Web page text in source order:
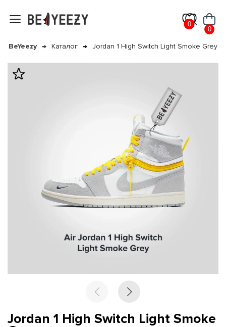
0
0
BeYeezy Каталог Jordan 1 High Switch Light Smoke Grey
Jordan 1 High Switch Light Smoke